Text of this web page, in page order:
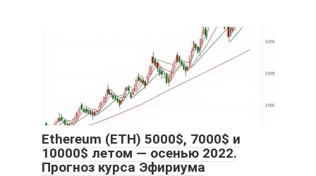
Ethereum (ETH) 5000$, 7000$ и
10000$ летом — осенью 2022.
Прогноз курса Эфириума